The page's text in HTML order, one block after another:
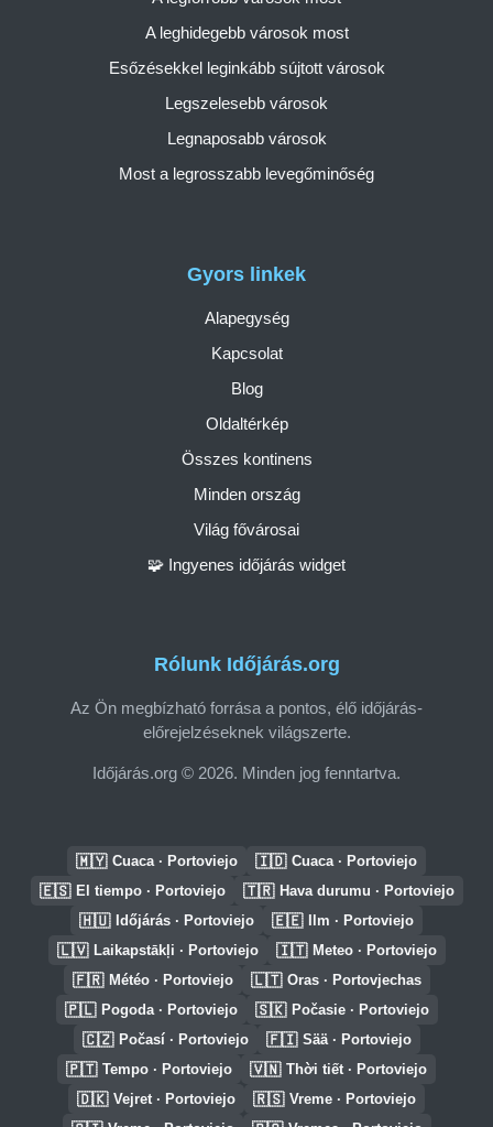
Rólunk Időjárás.org
Az Ön megbízható forrása a pontos, élő időjárás-
előrejelzéseknek világszerte.
Időjárás.org © 2026. Minden jog fenntartva.
Gyors linkek
Alapegység
Kapcsolat
Blog
Oldaltérkép
Összes kontinens
Minden ország
Világ fővárosai
🧩 Ingyenes időjárás widget
A leghidegebb városok most
Esőzésekkel leginkább sújtott városok
Legszelesebb városok
Legnaposabb városok
Most a legrosszabb levegőminőség
🇲🇾 Cuaca · Portoviejo 🇮🇩 Cuaca · Portoviejo
🇪🇸 El tiempo · Portoviejo 🇹🇷 Hava durumu · Portoviejo
🇭🇺 Időjárás · Portoviejo 🇪🇪 Ilm · Portoviejo
🇱🇻 Laikapstākļi · Portoviejo 🇮🇹 Meteo · Portoviejo
🇫🇷 Météo · Portoviejo 🇱🇹 Oras · Portovjechas
🇵🇱 Pogoda · Portoviejo 🇸🇰 Počasie · Portoviejo
🇨🇿 Počasí · Portoviejo 🇫🇮 Sää · Portoviejo
🇵🇹 Tempo · Portoviejo 🇻🇳 Thời tiết · Portoviejo
🇩🇰 Vejret · Portoviejo 🇷🇸 Vreme · Portoviejo